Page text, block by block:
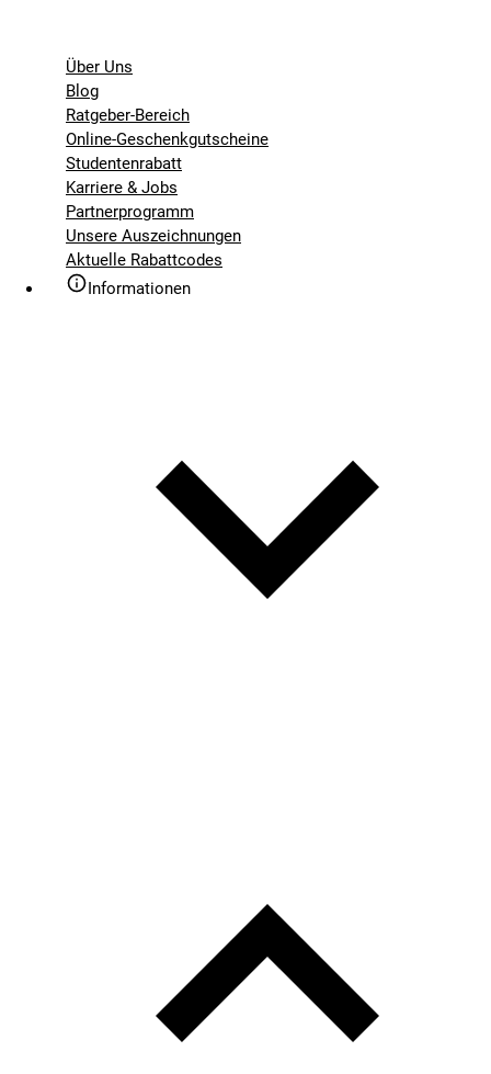
Über Uns
Blog
Ratgeber-Bereich
Online-Geschenkgutscheine
Studentenrabatt
Karriere & Jobs
Partnerprogramm
Unsere Auszeichnungen
Aktuelle Rabattcodes
Informationen